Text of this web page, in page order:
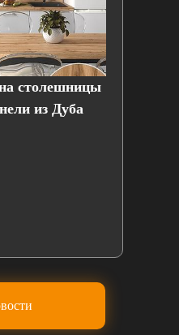
столешницы
из Дуба